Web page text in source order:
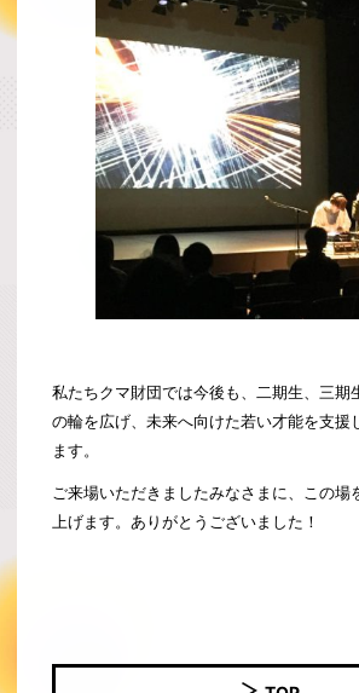
私たちクマ財団では今後も、二期生、三期
の輪を広げ、未来へ向けた若い才能を支援
ます。
ご来場いただきましたみなさまに、この場
上げます。ありがとうございました！